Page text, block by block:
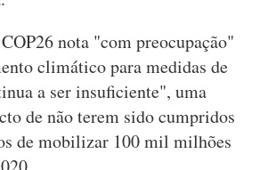
nota "com preocupação"
climático para medidas de
a ser insuficiente", uma
de não terem sido cumpridos
de mobilizar 100 mil milhões